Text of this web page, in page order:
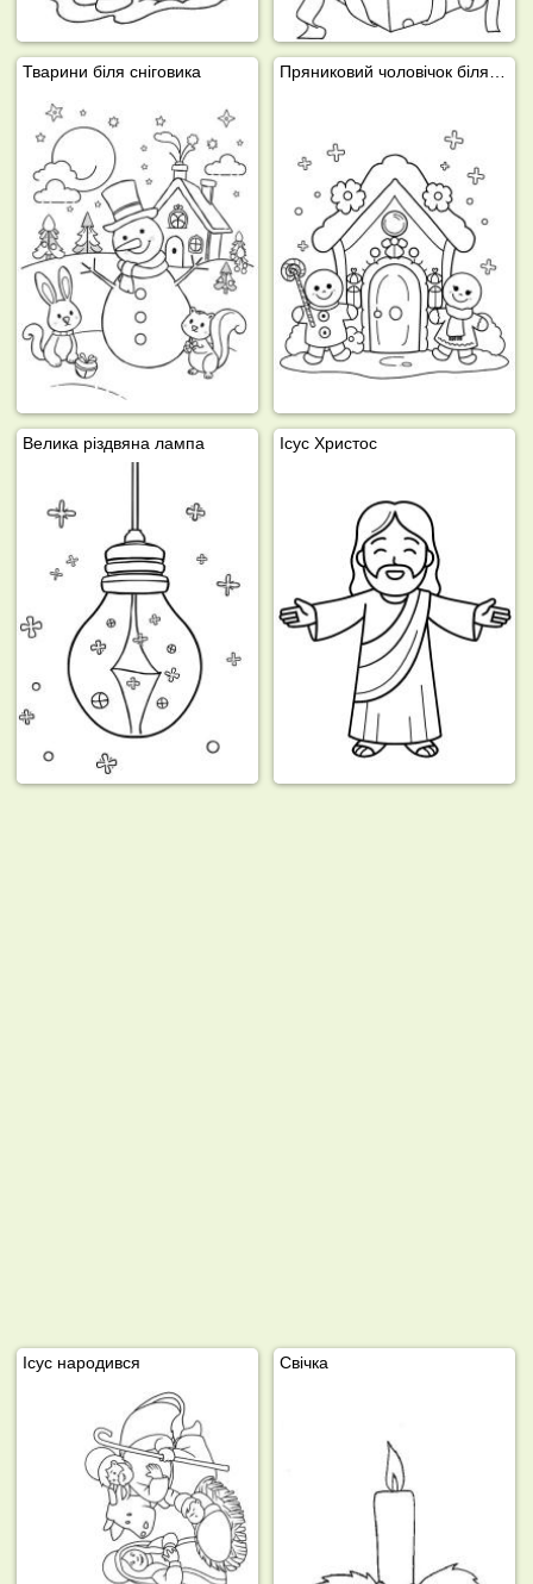
Тварини біля сніговика
Велика різдвяна лампа Ісус Христос
Ісус народився Свічка